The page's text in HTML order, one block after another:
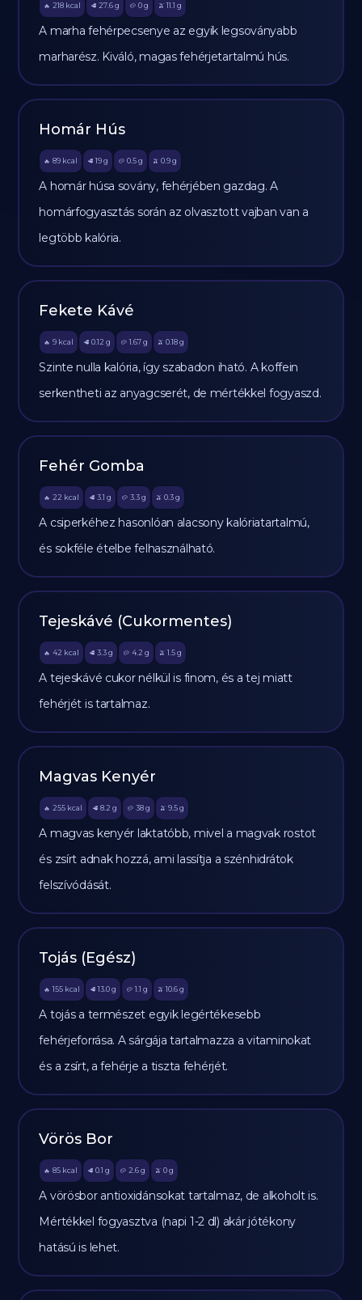
🔥 218 kcal 🥩 27.6 g 🥔 0g 🫒 11.1 g
A marha fehérpecsenye az egyik legsoványabb
marharész. Kiváló, magas fehérjetartalmú hús.
Homár Hús
🔥 89 kcal 🥩 19 g 🥔 0.5g 🫒 0.9 g
A homár húsa sovány, fehérjében gazdag. A
homárfogyasztás során az olvasztott vajban van a
legtöbb kalória.
Fekete Kávé
🔥 9 kcal 🥩 0.12 g 🥔 1.67g 🫒 0.18 g
Szinte nulla kalória, így szabadon iható. A koffein
serkentheti az anyagcserét, de mértékkel fogyaszd.
Fehér Gomba
🔥 22 kcal 🥩 3.1 g 🥔 3.3g 🫒 0.3 g
A csiperkéhez hasonlóan alacsony kalóriatartalmú,
és sokféle ételbe felhasználható.
Tejeskávé (Cukormentes)
🔥 42 kcal 🥩 3.3 g 🥔 4.2 g 🫒 1.5 g
A tejeskávé cukor nélkül is finom, és a tej miatt
fehérjét is tartalmaz.
Magvas Kenyér
🔥 255 kcal 🥩 8.2 g 🥔 38g 🫒 9.5 g
A magvas kenyér laktatóbb, mivel a magvak rostot
és zsírt adnak hozzá, ami lassítja a szénhidrátok
felszívódását.
Tojás (Egész)
🔥 155 kcal 🥩 13.0 g 🥔 1.1 g 🫒 10.6 g
A tojás a természet egyik legértékesebb
fehérjeforrása. A sárgája tartalmazza a vitaminokat
és a zsírt, a fehérje a tiszta fehérjét.
Vörös Bor
🔥 85 kcal 🥩 0.1 g 🥔 2.6g 🫒 0 g
A vörösbor antioxidánsokat tartalmaz, de alkoholt is.
Mértékkel fogyasztva (napi 1-2 dl) akár jótékony
hatású is lehet.